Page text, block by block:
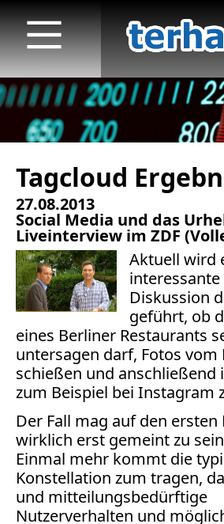
Tagcloud
27.08.2013
Social Media und das
Liveinterview im ZDF
Aktuell wird
Diskussion
geführt, ob
eines Berliner Restaurants
untersagen darf, Fotos vom
schießen und
zum Beispiel bei Instagram
Der Fall mag auf den
wirklich erst gemeint zu
Einmal mehr kommt die
Konstellation zum tragen,
und mitteilungsbedürftige
Nutzerverhalten und
Startseite
Veröffentlichungen
TV
Radio
Bücher
Vita
Kontakt
Datenschutz